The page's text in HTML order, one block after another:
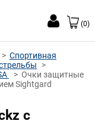
(0)
Спортивная
Очки защитные
Sightgard
с